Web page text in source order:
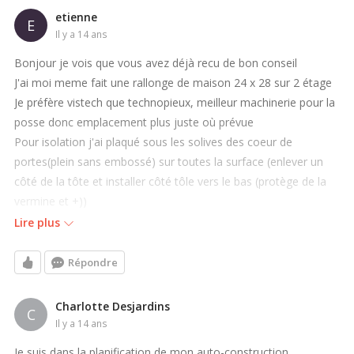
E etienne
il y a 14 ans
Bonjour je vois que vous avez déjà recu de bon conseil
J'ai moi meme fait une rallonge de maison 24 x 28 sur 2 étage
Je préfère vistech que technopieux, meilleur machinerie pour la
posse donc emplacement plus juste où prévue
Pour isolation j'ai plaqué sous les solives des coeur de
portes(plein sans embossé) sur toutes la surface (enlever un
côté de la tôte et installer côté tôle vers le bas (protège de la
entre les solives par le haut j'ai rempli avec un isolant en
pour 15 pieds²) après quoi j'ai mis mon sous plancher , installé
(planche) au 8 pouces et là j'ai mis mon plancher radiant qui est
des plaques aluminium que l'on installe entre les fourrures et
Lire plus
Répondre
C Charlotte Desjardins
il y a 14 ans